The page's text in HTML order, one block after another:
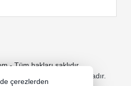
- Tüm hakları saklıdır.
sertifikası ile korunmaktadır.
çerezlerden